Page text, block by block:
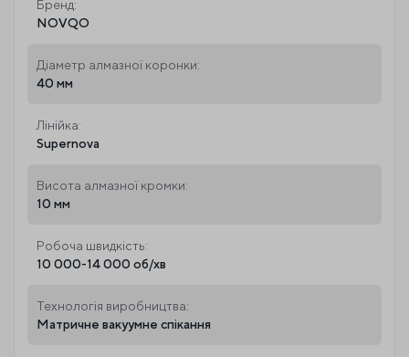
Бренд:
NOVQO
Діаметр алмазної коронки:
40 мм
Лінійка:
Supernova
Висота алмазної кромки:
10 мм
Робоча швидкість:
10 000-14 000 об/хв
Технологія виробництва:
Матричне вакуумне спікання